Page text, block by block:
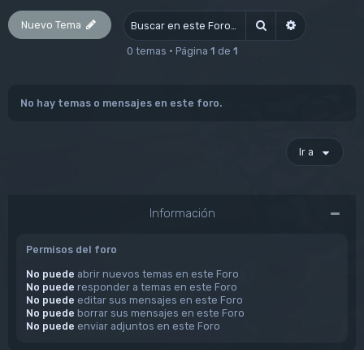
Nuevo Tema Buscar Búsqueda
0 temas • Página 1 de 1
No hay temas o mensajes en este foro.
Ir a
Información
Permisos del foro
No puede abrir nuevos temas en este Foro
No puede responder a temas en este Foro
No puede editar sus mensajes en este Foro
No puede borrar sus mensajes en este Foro
No puede enviar adjuntos en este Foro